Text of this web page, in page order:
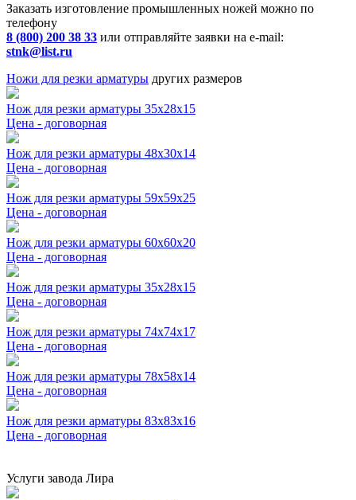
Заказать изготовление промышленных ножей можно по
телефону
8 (800) 200 38 33 или отправляйте заявки на e-mail:
stnk@list.ru
Ножи для резки арматуры других размеров
Нож для резки арматуры 35x28x15
Цена - договорная
Нож для резки арматуры 48x30x14
Цена - договорная
Нож для резки арматуры 59x59x25
Цена - договорная
Нож для резки арматуры 60x60x20
Цена - договорная
Нож для резки арматуры 35x28x15
Цена - договорная
Нож для резки арматуры 74x74x17
Цена - договорная
Нож для резки арматуры 78x58x14
Цена - договорная
Нож для резки арматуры 83x83x16
Цена - договорная
Услуги завода Лира